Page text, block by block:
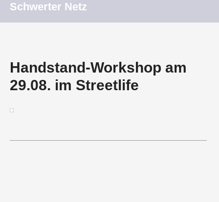
Schwerter Netz
Handstand-Workshop am
29.08. im Streetlife